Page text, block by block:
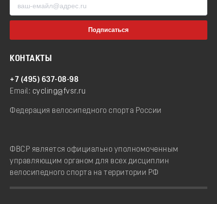
КОНТАКТЫ
+7 (495) 637-08-98
Email: cycling@fvsr.ru
Федерация велосипедного спорта России
ФВСР является официально уполномоченным
управляющим органом для всех дисциплин
велосипедного спорта на территории РФ